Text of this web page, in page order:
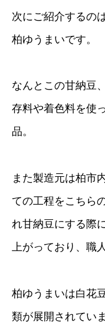
次にご紹介するの
柏ゆうまいです。
なんとこの甘納豆
存料や着色料を使
品。
また製造元は柏市
ての工程をこちら
れ甘納豆にする際
上がっており、職
柏ゆうまいは白花
類が展開されてい